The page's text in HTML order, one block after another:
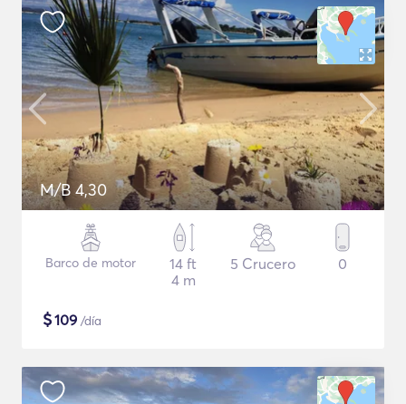
M/B 4,30
Barco de motor
14 ft
4 m
5 Crucero 0
$109 /día